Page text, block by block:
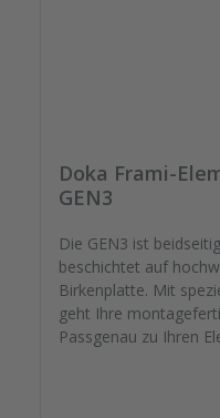
Doka Frami-
GEN3
Die GEN3 ist
beschichtet auf
Birkenplatte. Mit speziellem Schutzlack versiegelt
geht Ihre
Passgenau zu Ihren